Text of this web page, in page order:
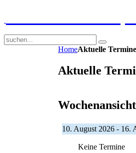
HomeAktuelle Termine
Aktuelle
Wochenansicht
10. August 2026 - 16.
Keine Termine